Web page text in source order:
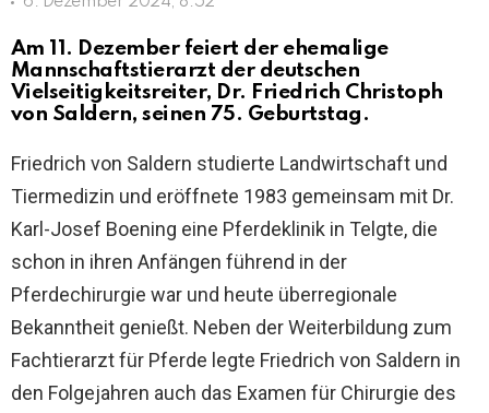
Am 11. Dezember feiert der ehemalige
Mannschaftstierarzt der deutschen
Vielseitigkeitsreiter, Dr. Friedrich Christoph
von Saldern, seinen 75. Geburtstag.
Friedrich von Saldern studierte Landwirtschaft und
Tiermedizin und eröffnete 1983 gemeinsam mit Dr.
Karl-Josef Boening eine Pferdeklinik in Telgte, die
schon in ihren Anfängen führend in der
Pferdechirurgie war und heute überregionale
Bekanntheit genießt. Neben der Weiterbildung zum
Fachtierarzt für Pferde legte Friedrich von Saldern in
den Folgejahren auch das Examen für Chirurgie des